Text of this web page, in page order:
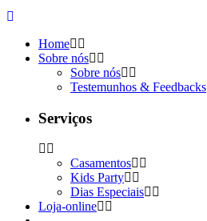
Home
Sobre nós
Sobre nós
Testemunhos & Feedbacks
Serviços
Casamentos
Kids Party
Dias Especiais
Loja-online